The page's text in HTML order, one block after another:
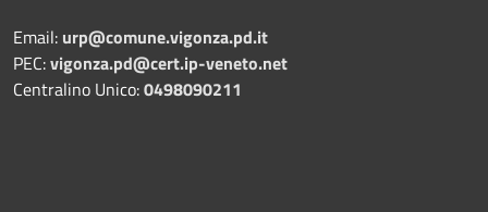
Email: urp@comune.vigonza.pd.it
PEC:vigonza.pd@cert.ip-veneto.net
Centralino Unico:0498090211